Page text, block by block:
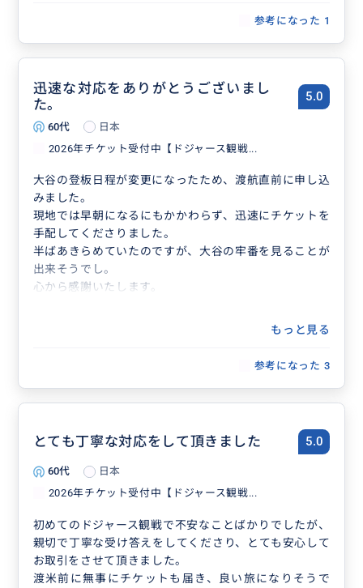
【お勧めツアー】
ドジャースタジアムのスタジアムツアーはおススメで
す！最上階のスタンドからスタートし、選手が通る通
路やプレスエリア、最後はダグアウトからグランドま
で降りて写真撮影もできます♪日本語でのツアーも用
くても安心です。
※この写真は私がスタジアムツアーに参加した時に撮
影しました
参考になった 1
迅速な対応をありがとうございまし
た。
5.0
60代
日本
2026年チケット受付中【ドジャース観戦...
大谷の登板日程が変更になったため、渡航直前に申し込
みました。
現地では早朝になるにもかかわらず、迅速にチケットを
手配してくださりました。
半ばあきらめていたのですが、大谷の牢番を見ることが
出来そうでし。
心から感謝いたします。
もっと見る
参考になった 3
とても丁寧な対応をして頂きました 5.0
60代
日本
2026年チケット受付中【ドジャース観戦...
初めてのドジャース観戦で不安なことばかりでしたが、
親切で丁寧な受け答えをしてくださり、とても安心して
お取引をさせて頂きました。
渡米前に無事にチケットも届き、良い旅になりそうで